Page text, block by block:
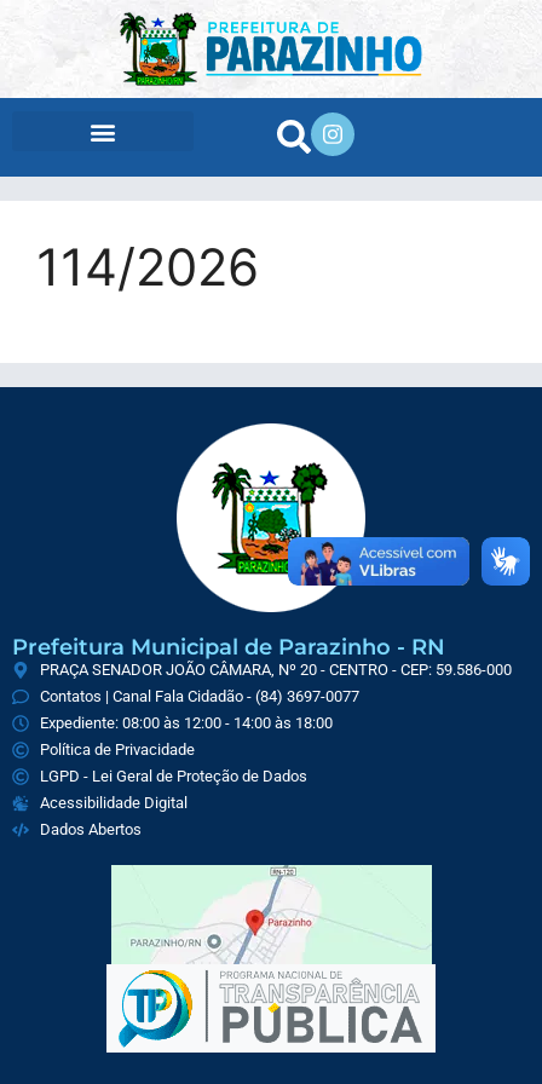
114/2026
Prefeitura Municipal de Parazinho - RN
PRAÇA SENADOR JOÃO CÂMARA, Nº 20 - CENTRO - CEP: 59.586-000
Contatos | Canal Fala Cidadão - (84) 3697-0077
Expediente: 08:00 às 12:00 - 14:00 às 18:00
Política de Privacidade
LGPD - Lei Geral de Proteção de Dados
Acessibilidade Digital
Dados Abertos